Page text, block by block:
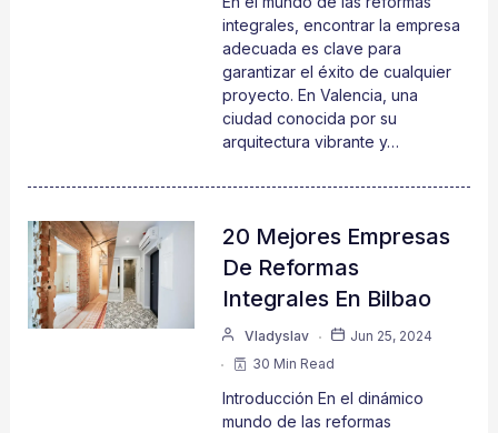
integrales, encontrar la empresa
adecuada es clave para
garantizar el éxito de cualquier
proyecto. En Valencia, una
ciudad conocida por su
arquitectura vibrante y…
20 Mejores Empresas
De Reformas
Integrales En Bilbao
Vladyslav
Jun 25, 2024
30 Min Read
Introducción En el dinámico
mundo de las reformas